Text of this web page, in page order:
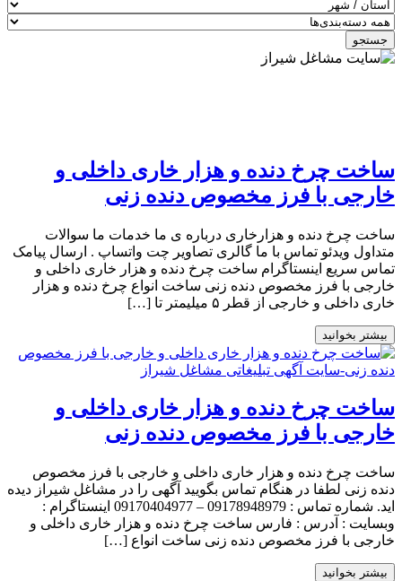
جستجو
ساخت چرخ دنده و هزار خاری داخلی و
خارجی با فرز مخصوص دنده زنی
ساخت چرخ دنده و هزارخاری درباره ی ما خدمات ما سوالات
متداول ویدئو تماس با ما گالری تصاویر چت واتساپ . ارسال پیامک
تماس سریع اینستاگرام ساخت چرخ دنده و هزار خاری داخلی و
خارجی با فرز مخصوص دنده زنی ساخت انواع چرخ دنده و هزار
خاری داخلی و خارجی از قطر ۵ میلیمتر تا […]
بیشتر بخوانید
ساخت چرخ دنده و هزار خاری داخلی و
خارجی با فرز مخصوص دنده زنی
ساخت چرخ دنده و هزار خاری داخلی و خارجی با فرز مخصوص
دنده زنی لطفا در هنگام تماس بگویید آگهی را در مشاغل شیراز دیده
اید. شماره تماس : 09178948979 – 09170404977 اینستاگرام :
وبسایت : آدرس : فارس ساخت چرخ دنده و هزار خاری داخلی و
خارجی با فرز مخصوص دنده زنی ساخت انواع […]
بیشتر بخوانید